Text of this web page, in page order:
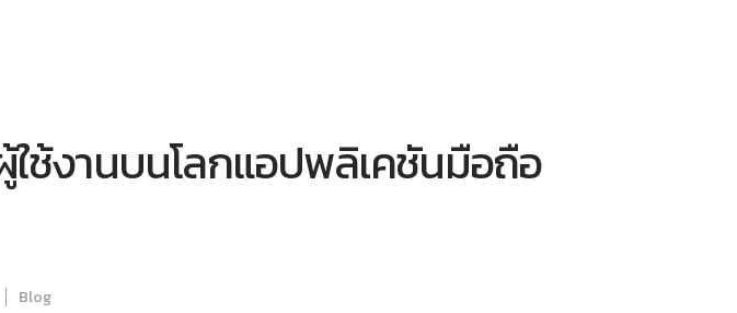
ใช้งานบนโลกแอปพลิเคชันมือถือ
Blog